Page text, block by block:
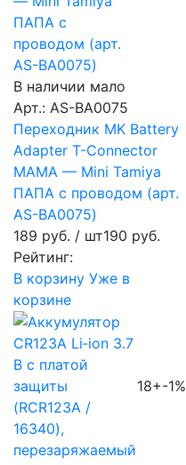
В наличии мало
Арт.: AS-BA0075
Переходник MK Battery
Adapter T-Connector
МАМА — Mini Tamiya
ПАПА с проводом (арт.
AS-BA0075)
189 руб. / шт190 руб.
Рейтинг:
В корзину Уже в
корзине
18+-1%